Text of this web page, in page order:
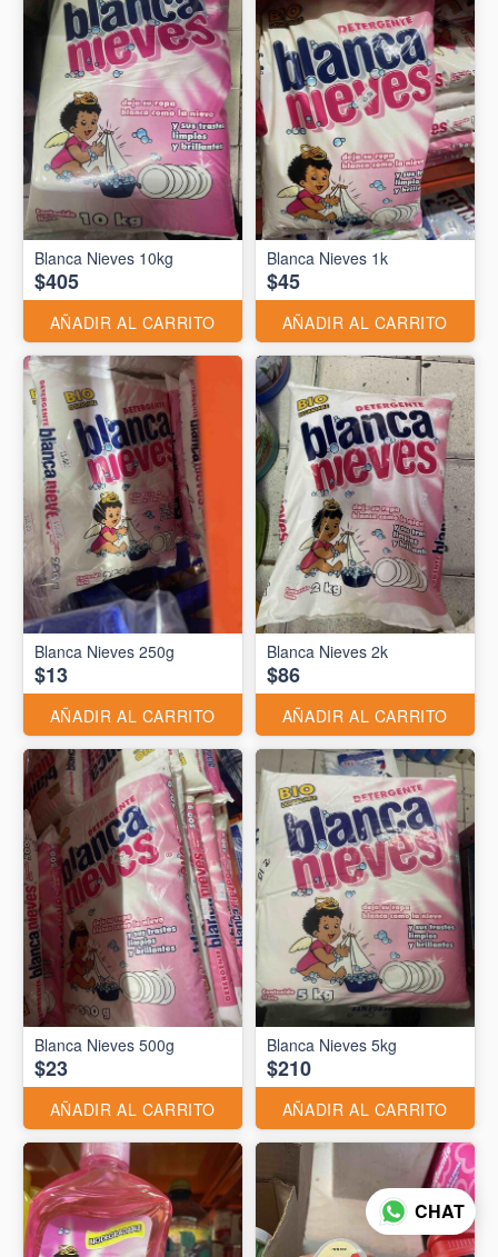
Blanca Nieves 10kg
$405
AÑADIR AL CARRITO
Blanca Nieves 1k
$45
AÑADIR AL CARRITO
Blanca Nieves 250g
$13
AÑADIR AL CARRITO
Blanca Nieves 2k
$86
AÑADIR AL CARRITO
Blanca Nieves 500g
$23
AÑADIR AL CARRITO
Blanca Nieves 5kg
$210
AÑADIR AL CARRITO
CHAT